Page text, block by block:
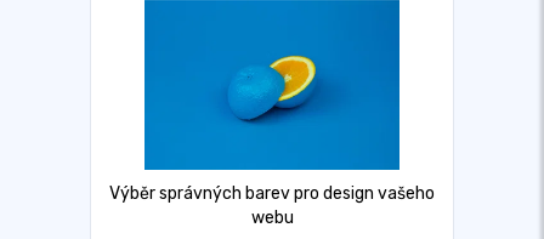
Výběr správných barev pro design vašeho
webu